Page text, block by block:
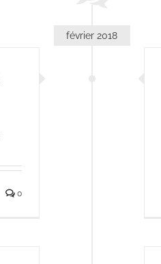
février 2018
0